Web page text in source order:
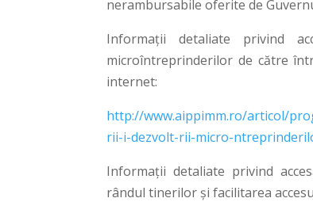
nerambursabile oferite de
Informații detaliate privind
microîntreprinderilor de către
internet:
http://www.aippimm.ro/articol/
rii-i-dezvolt-rii-micro-
Informații detaliate privind
rândul tinerilor şi facilitarea